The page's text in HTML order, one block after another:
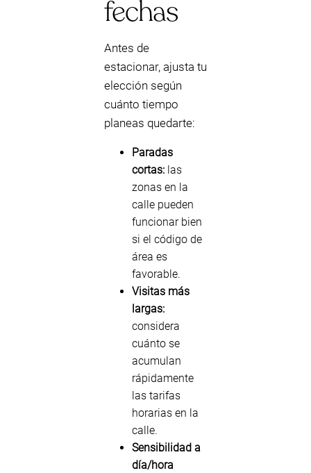
fechas
Antes de
estacionar, ajusta tu
elección según
cuánto tiempo
planeas quedarte:
Paradas
cortas: las
zonas en la
calle pueden
funcionar bien
si el código de
área es
favorable.
Visitas más
largas:
considera
cuánto se
acumulan
rápidamente
las tarifas
horarias en la
calle.
Sensibilidad a
día/hora